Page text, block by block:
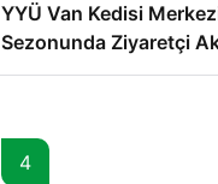
YYÜ Van Kedisi
Sezonunda Ziyaretçi
Vurgusu
4